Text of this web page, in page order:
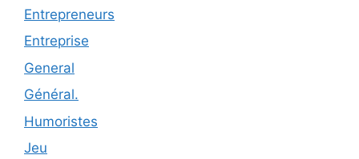
Entrepreneurs
Entreprise
General
Général.
Humoristes
Jeu